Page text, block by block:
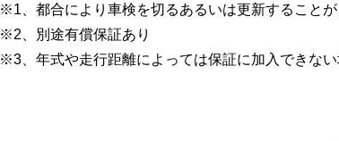
※1、都合により車検を切るあるいは更新すること
※2、別途有償保証あり
※3、年式や走行距離によっては保証に加入できない